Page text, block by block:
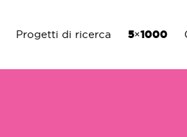
Progetti di ricerca 5×1000